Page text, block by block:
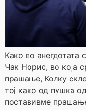
Како во анегдотата
Чак Норис, во која
прашање, Колку
тој како од пушка
поставивме